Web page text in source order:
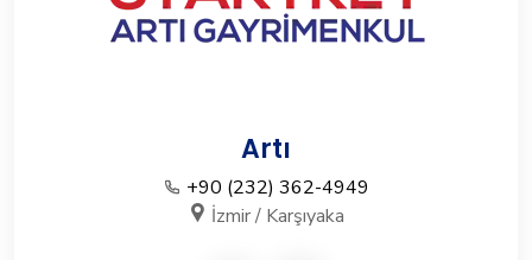
Artı
+90 (232) 362-4949
İzmir / Karşıyaka